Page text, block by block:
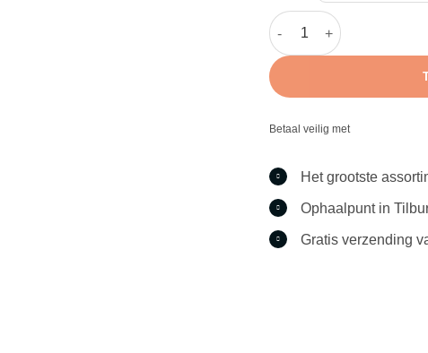
Nuprol Admin Pouch
Betaal veilig met
Het grootste
Ophaalpunt in
Gratis verzending